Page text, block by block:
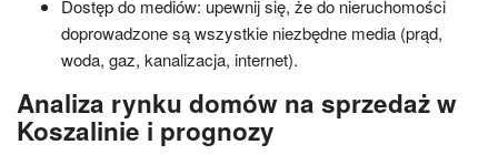
Dostęp do mediów: upewnij się, że do nieruchomości
doprowadzone są wszystkie niezbędne media (prąd,
woda, gaz, kanalizacja, internet).
Analiza rynku domów na sprzedaż w
Koszalinie i prognozy